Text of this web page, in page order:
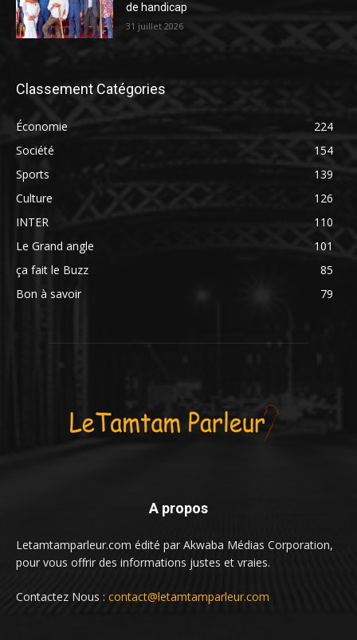
de handicap
31 juillet 2026
Classement Catégories
Économie
224
Société
154
Sports
139
Culture
126
INTER
110
Le Grand angle
101
ça fait le Buzz
85
Bon à savoir
79
A propos
Letamtamparleur.com édité par Akwaba Médias Corporation,
pour vous offrir des informations justes et vraies.
Contactez Nous : contact@letamtamparleur.com